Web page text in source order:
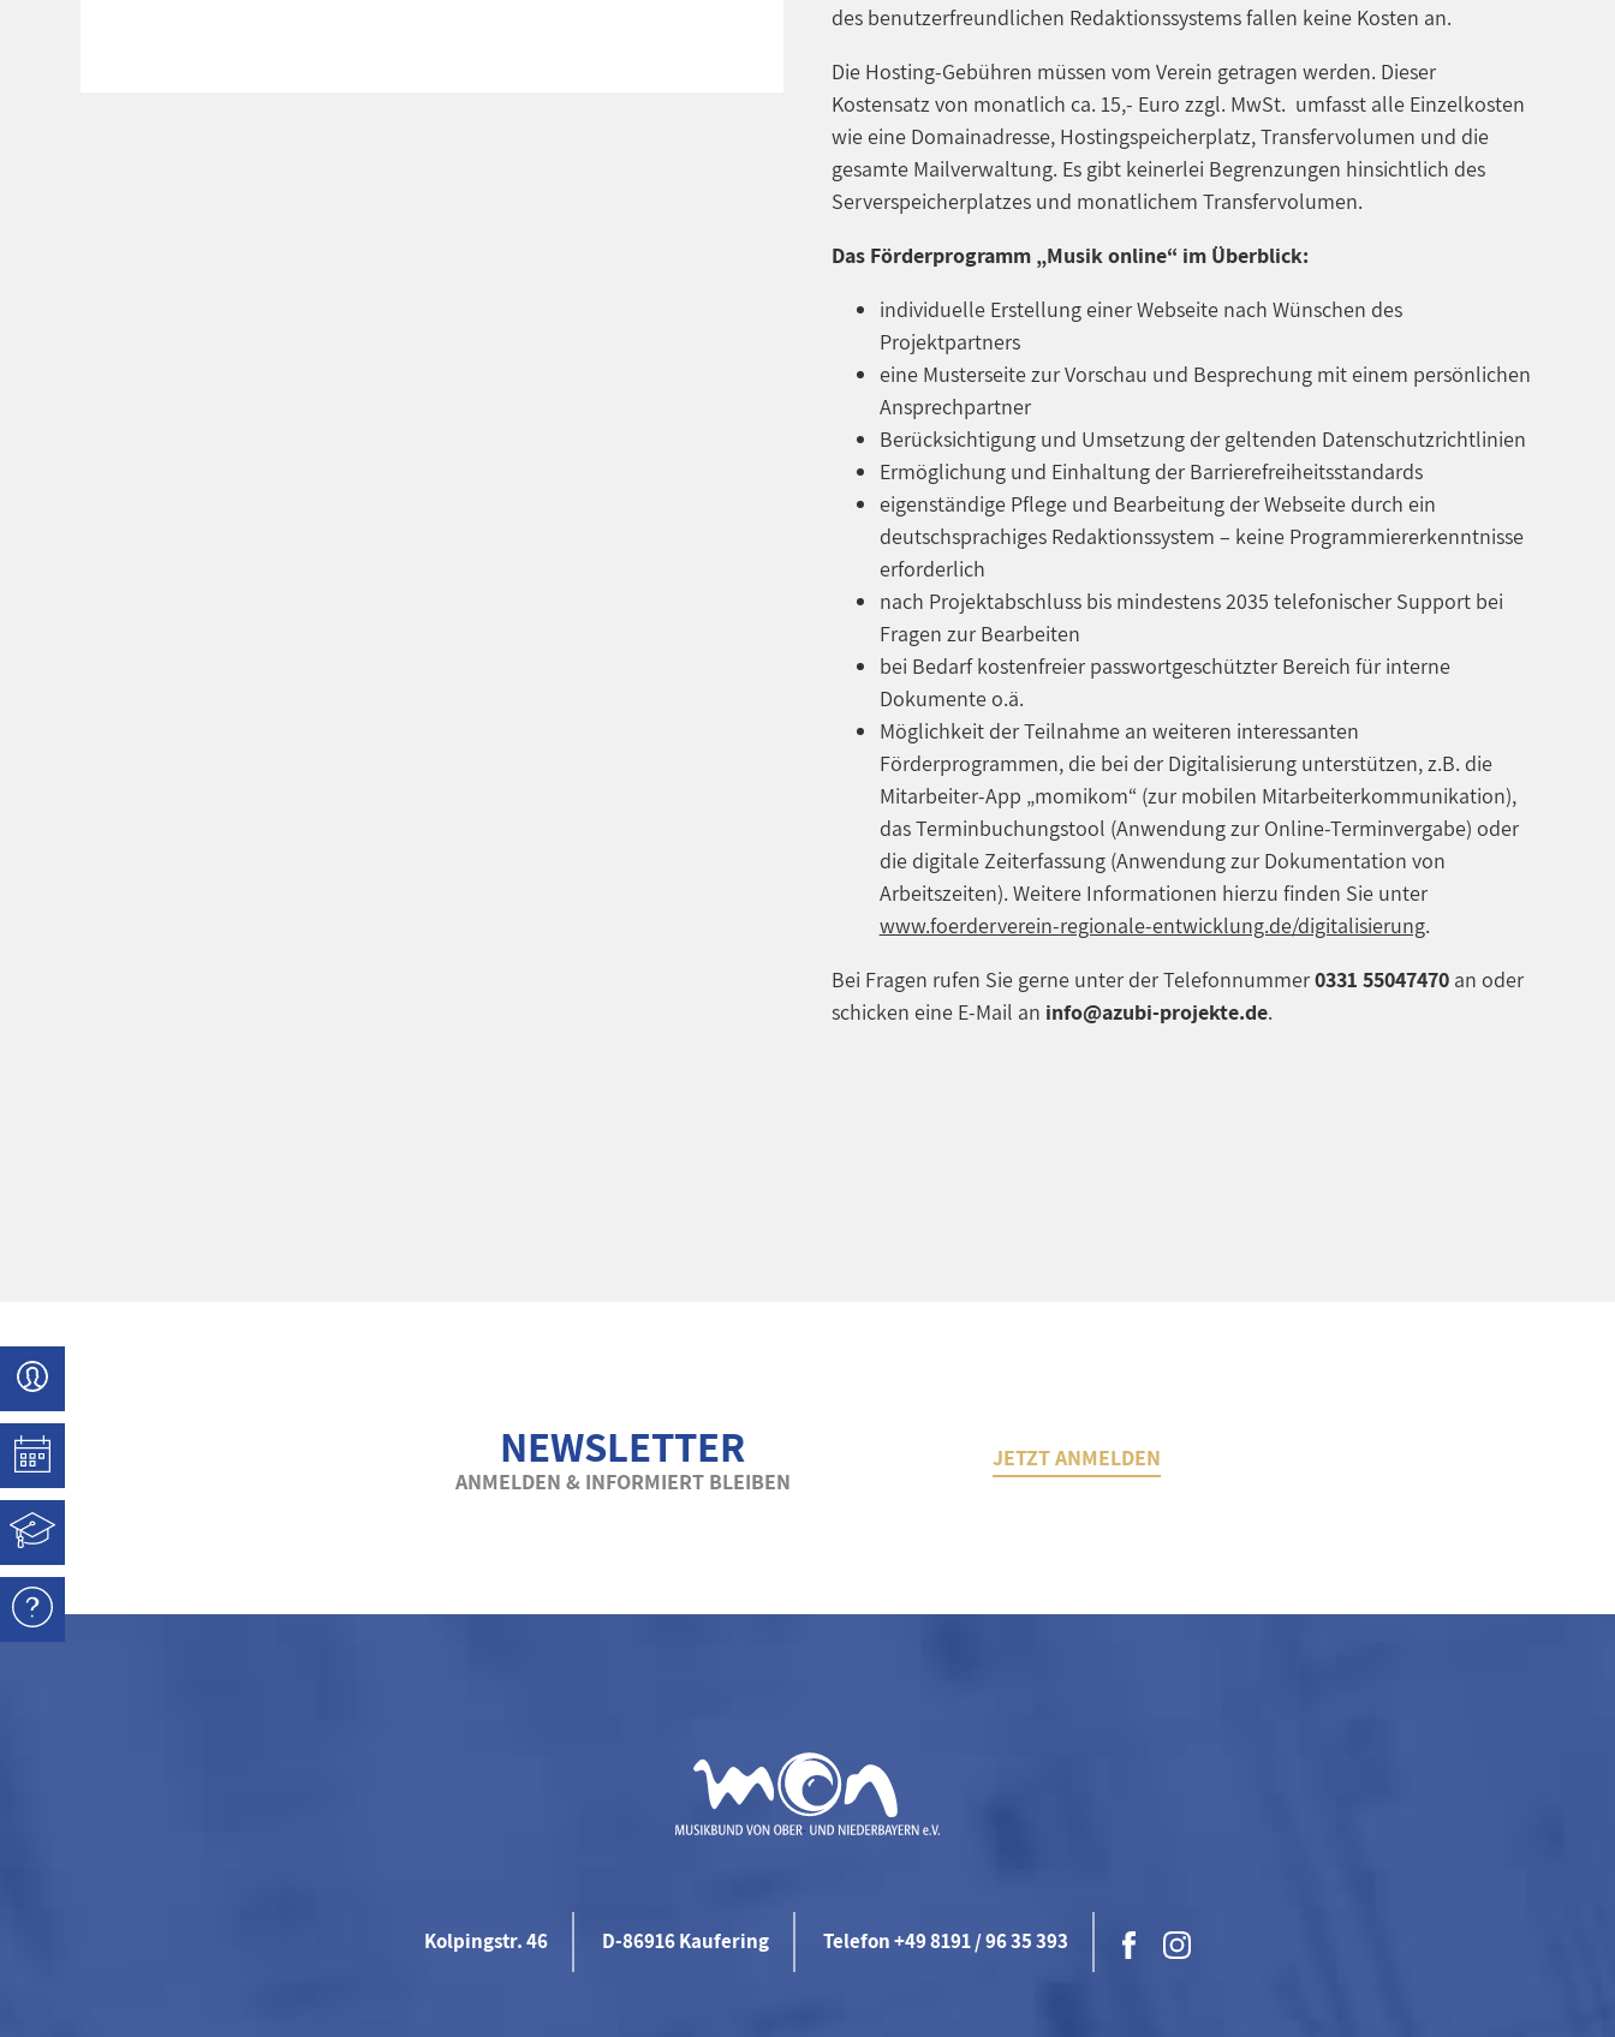
des benutzerfreundlichen Redaktionssystems fallen keine Kosten an.
Die Hosting-Gebühren müssen vom Verein getragen werden. Dieser
Kostensatz von monatlich ca. 15,- Euro zzgl. MwSt. umfasst alle Einzelkosten
wie eine Domainadresse, Hostingspeicherplatz, Transfervolumen und die
gesamte Mailverwaltung. Es gibt keinerlei Begrenzungen hinsichtlich des
Serverspeicherplatzes und monatlichem Transfervolumen.
Das Förderprogramm „Musik online“ im Überblick:
individuelle Erstellung einer Webseite nach Wünschen des
Projektpartners
eine Musterseite zur Vorschau und Besprechung mit einem persönlichen
Ansprechpartner
Berücksichtigung und Umsetzung der geltenden Datenschutzrichtlinien
Ermöglichung und Einhaltung der Barrierefreiheitsstandards
eigenständige Pflege und Bearbeitung der Webseite durch ein
deutschsprachiges Redaktionssystem – keine Programmiererkenntnisse
erforderlich
nach Projektabschluss bis mindestens 2035 telefonischer Support bei
Fragen zur Bearbeiten
bei Bedarf kostenfreier passwortgeschützter Bereich für interne
Dokumente o.ä.
Möglichkeit der Teilnahme an weiteren interessanten
Förderprogrammen, die bei der Digitalisierung unterstützen, z.B. die
Mitarbeiter-App „momikom“ (zur mobilen Mitarbeiterkommunikation),
das Terminbuchungstool (Anwendung zur Online-Terminvergabe) oder
die digitale Zeiterfassung (Anwendung zur Dokumentation von
Arbeitszeiten). Weitere Informationen hierzu finden Sie unter
www.foerderverein-regionale-entwicklung.de/digitalisierung.
Bei Fragen rufen Sie gerne unter der Telefonnummer0331 55047470an oder
schicken eine E-Mail an info@azubi-projekte.de.
NEWSLETTER
ANMELDEN & INFORMIERT BLEIBEN
JETZT ANMELDEN
Kolpingstr. 46 D-86916 Kaufering Telefon +49 8191 / 96 35 393